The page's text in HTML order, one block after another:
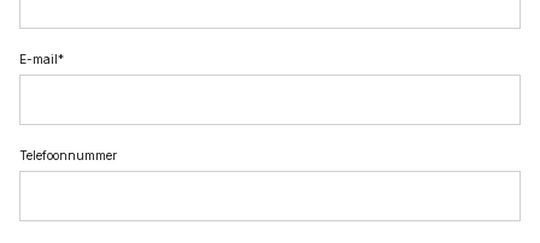
E-mail *
Telefoonnummer